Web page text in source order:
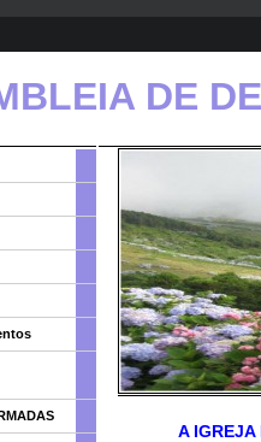
DE
A IGREJA